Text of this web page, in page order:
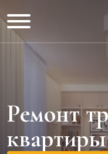
Ремонт
квартиры